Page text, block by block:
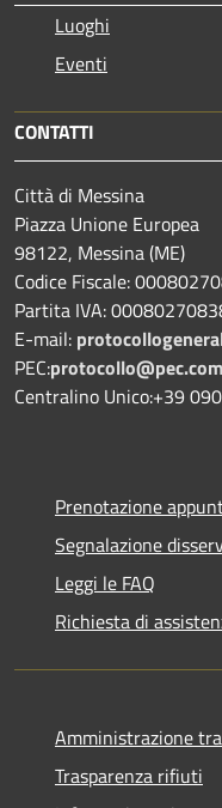
Luoghi
Eventi
CONTATTI
Città di Messina
Piazza Unione Europea
98122, Messina (ME)
Codice Fiscale:
Partita IVA:
E-mail:
PEC:
Centralino Unico:+39
Prenotazione
Segnalazione
Leggi le FAQ
Richiesta di
Amministrazione
Trasparenza rifiuti